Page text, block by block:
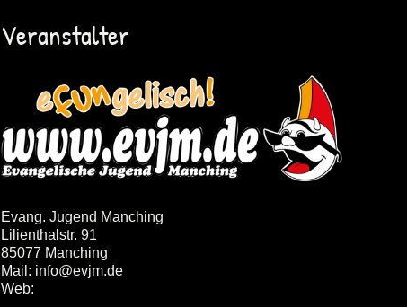
Veranstalter
Evang. Jugend Manching
Lilienthalstr. 91
85077 Manching
Mail: info@evjm.de
Web: